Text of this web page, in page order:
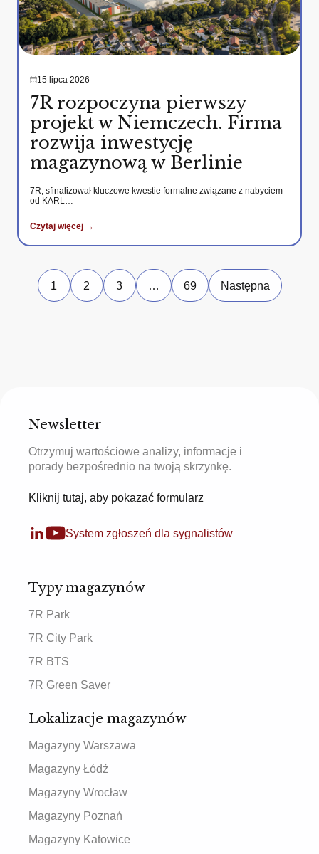
15 lipca 2026
7R rozpoczyna pierwszy
projekt w Niemczech. Firma
rozwija inwestycję
magazynową w Berlinie
7R, sfinalizował kluczowe kwestie formalne związane z nabyciem
od KARL…
Czytaj więcej →
1 2 3 … 69 Następna
Newsletter
Otrzymuj wartościowe analizy, informacje i
porady bezpośrednio na twoją skrzynkę.
Kliknij tutaj, aby pokazać formularz
System zgłoszeń dla sygnalistów
Typy magazynów
7R Park
7R City Park
7R BTS
7R Green Saver
Lokalizacje magazynów
Magazyny Warszawa
Magazyny Łódź
Magazyny Wrocław
Magazyny Poznań
Magazyny Katowice